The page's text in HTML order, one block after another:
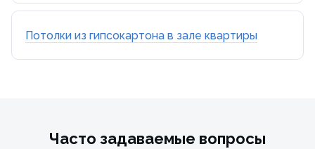
Потолки из гипсокартона в зале квартиры
Часто задаваемые вопросы